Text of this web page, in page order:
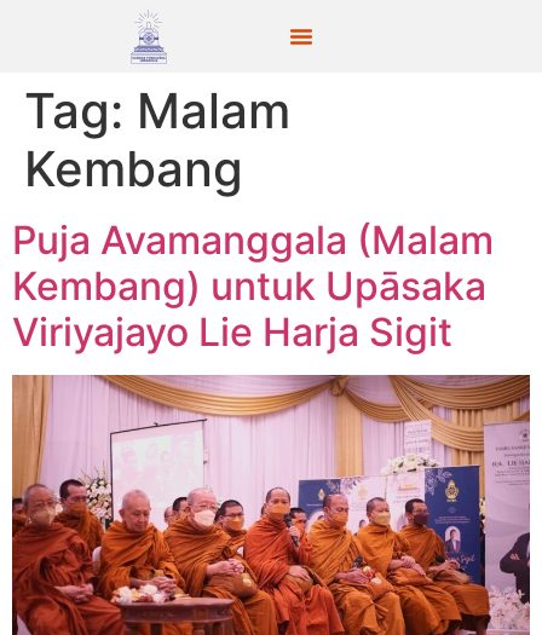
Tag: Malam
Kembang
Puja Avamanggala (Malam
Kembang) untuk Upāsaka
Viriyajayo Lie Harja Sigit